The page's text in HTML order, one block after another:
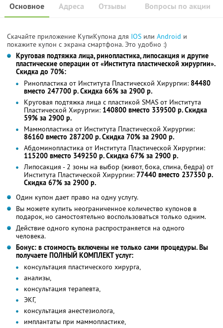
Основное Отзывы Вопросы по акции
Адреса
Скачайте приложение КупиКупона для IOS или Android и
покажите купон с экрана смартфона. Это удобно :)
Круговая подтяжка лица, ринопластика, липосакция и другие
пластические операции от «Института пластической хирургии».
Скидка до 70%:
Ринопластика от Института Пластической Хирургии: 84480
вместо 247700 р. Скидка 66% за 2900 р.
Круговая подтяжка лица с пластикой SMAS от Института
Пластической Хирургии: 140800 вместо 339500 р. Скидка
59% за 2900 р.
Маммопластика от Института Пластической Хирургии:
86160 вместо 287200 р. Скидка 70% за 2900 р.
Абдоминопластика от Института Пластической Хирургии:
115200 вместо 349250 р. Скидка 67% за 2900 р.
Липосакция - 2 зоны на выбор (живот, бока, спина, бедра) от
Института Пластической Хирургии: 77440 вместо 237350 р.
Скидка 67% за 2900 р.
Один купон дает право на одну услугу.
Вы можете купить неограниченное количество купонов в
подарок, но самостоятельно воспользоваться только одним.
Действие одного купона распространяется на одного
человека.
Бонус: в стоимость включены не только сами процедуры. Вы
получаете ПОЛНЫЙ КОМПЛЕКТ услуг:
консультация пластического хирурга,
анализы,
консультация терапевта,
ЭКГ,
консультация анестезиолога,
имплантаты при маммопластике,